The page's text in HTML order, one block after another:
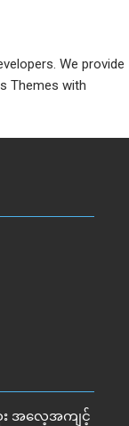
We provide
Themes with
အလေ့အကျင့်